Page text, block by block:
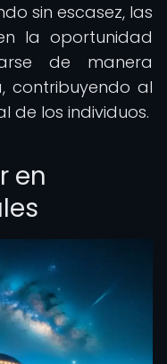
sin escasez, las
la oportunidad
de manera
contribuyendo al
de los individuos.
en